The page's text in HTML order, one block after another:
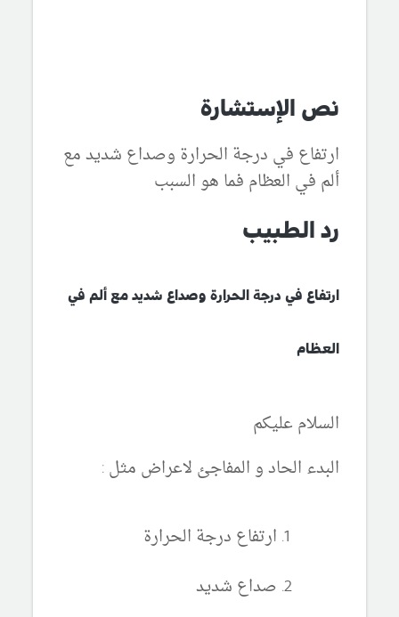
نص الإستشارة
ارتفاع في درجة الحرارة وصداع شديد مع
ألم في العظام فما هو السبب
رد الطبيب
ارتفاع في درجة الحرارة وصداع شديد مع ألم في
العظام
السلام عليكم
البدء الحاد و المفاجئ لاعراض مثل :
ارتفاع درجة الحرارة
صداع شديد